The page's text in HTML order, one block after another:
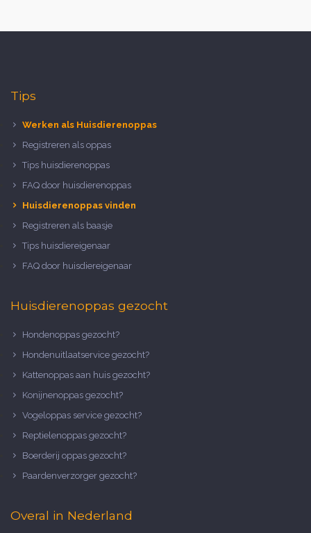
Tips
Werken als Huisdierenoppas
Registreren als oppas
Tips huisdierenoppas
FAQ door huisdierenoppas
Huisdierenoppas vinden
Registreren als baasje
Tips huisdiereigenaar
FAQ door huisdiereigenaar
Huisdierenoppas gezocht
Hondenoppas gezocht?
Hondenuitlaatservice gezocht?
Kattenoppas aan huis gezocht?
Konijnenoppas gezocht?
Vogeloppas service gezocht?
Reptielenoppas gezocht?
Boerderij oppas gezocht?
Paardenverzorger gezocht?
Overal in Nederland